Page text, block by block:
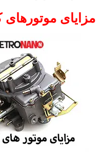
مزایای موتورهای